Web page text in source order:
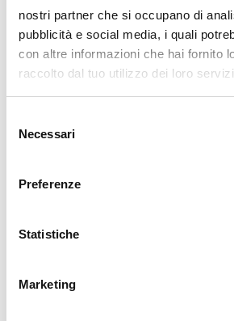
nostri partner che si occupano di
pubblicità e social media, i quali
con altre informazioni che hai fornito
raccolto dal tuo utilizzo dei loro
delNecessari
Preferenze
Statistiche
Marketing
Allenamento con il TRX
Tutorial Esercizi
allenamento in sospensionesupermantrx
ADD COMMENT
Email*